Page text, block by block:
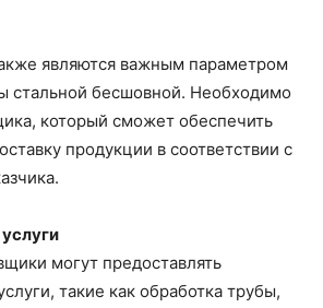
являются важным параметром
стальной бесшовной. Необходимо
который сможет обеспечить
продукции в соответствии с
могут предоставлять
такие как обработка трубы,